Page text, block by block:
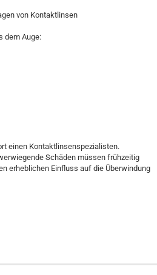
von Kontaktlinsen
dem Auge:
einen Kontaktlinsenspezialisten.
Schäden müssen frühzeitig
erheblichen Einfluss auf die Überwindung